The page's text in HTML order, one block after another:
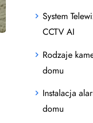
System
CCTV AI
Rodzaje
domu
Instalacja
domu